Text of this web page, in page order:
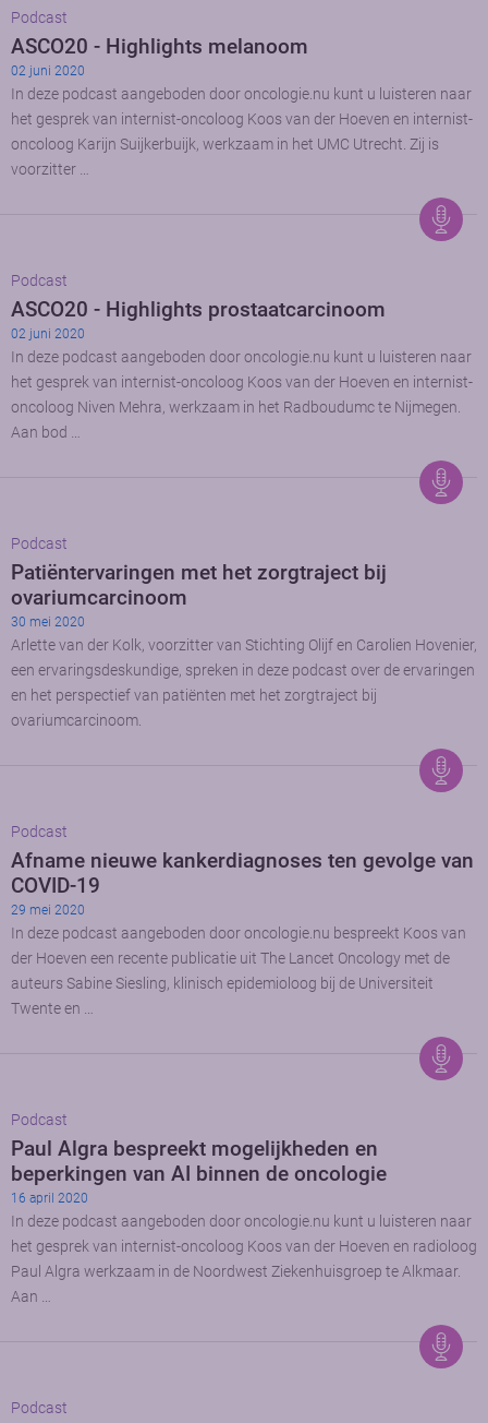
Podcast
ASCO20 - Highlights melanoom
02 juni 2020
In deze podcast aangeboden door oncologie.nu kunt u luisteren naar
het gesprek van internist-oncoloog Koos van der Hoeven en internist-
oncoloog Karijn Suijkerbuijk, werkzaam in het UMC Utrecht. Zij is
voorzitter …
Podcast
ASCO20 - Highlights prostaatcarcinoom
02 juni 2020
In deze podcast aangeboden door oncologie.nu kunt u luisteren naar
het gesprek van internist-oncoloog Koos van der Hoeven en internist-
oncoloog Niven Mehra, werkzaam in het Radboudumc te Nijmegen.
Aan bod …
Podcast
Patiëntervaringen met het zorgtraject bij
ovariumcarcinoom
30 mei 2020
Arlette van der Kolk, voorzitter van Stichting Olijf en Carolien Hovenier,
een ervaringsdeskundige, spreken in deze podcast over de ervaringen
en het perspectief van patiënten met het zorgtraject bij
ovariumcarcinoom.
Podcast
Afname nieuwe kankerdiagnoses ten gevolge van
COVID-19
29 mei 2020
In deze podcast aangeboden door oncologie.nu bespreekt Koos van
der Hoeven een recente publicatie uit The Lancet Oncology met de
auteurs Sabine Siesling, klinisch epidemioloog bij de Universiteit
Twente en …
Podcast
Paul Algra bespreekt mogelijkheden en
beperkingen van AI binnen de oncologie
16 april 2020
In deze podcast aangeboden door oncologie.nu kunt u luisteren naar
het gesprek van internist-oncoloog Koos van der Hoeven en radioloog
Paul Algra werkzaam in de Noordwest Ziekenhuisgroep te Alkmaar.
Aan …
Podcast